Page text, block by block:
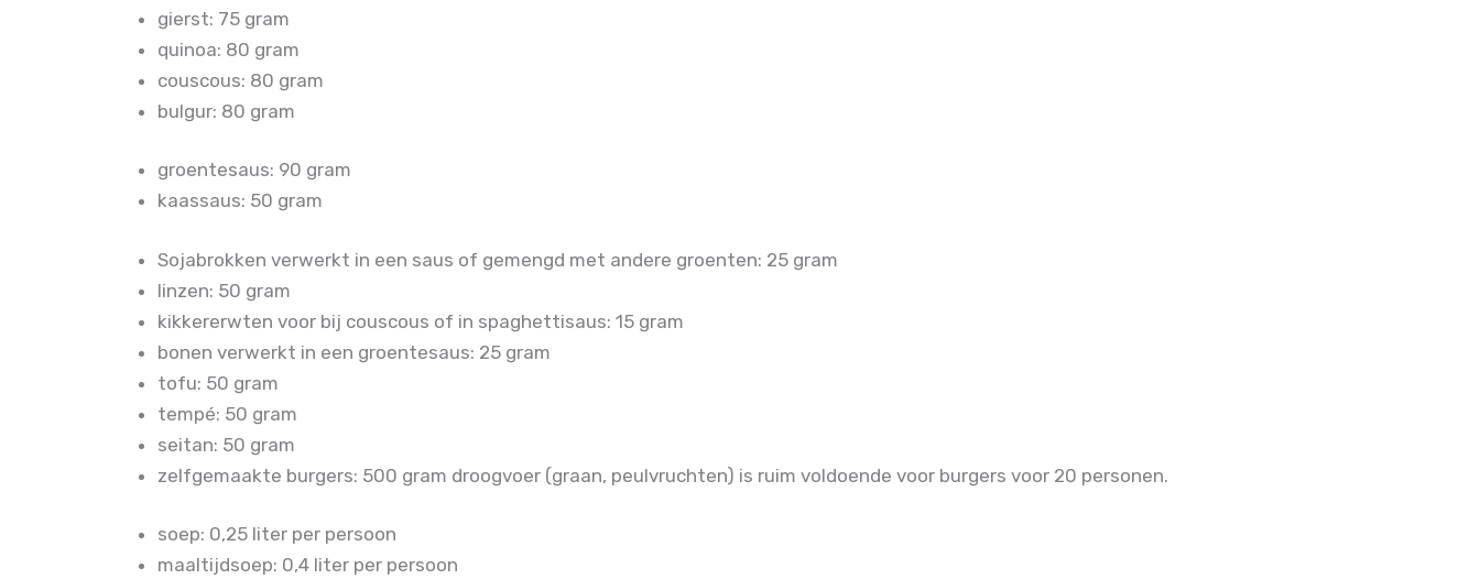
gierst: 75 gram
quinoa: 80 gram
couscous: 80 gram
bulgur: 80 gram
groentesaus: 90 gram
kaassaus: 50 gram
Sojabrokken verwerkt in een saus of gemengd met andere groenten: 25 gram
linzen: 50 gram
kikkererwten voor bij couscous of in spaghettisaus: 15 gram
bonen verwerkt in een groentesaus: 25 gram
tofu: 50 gram
tempé: 50 gram
seitan: 50 gram
zelfgemaakte burgers: 500 gram droogvoer (graan, peulvruchten) is ruim voldoende voor burgers voor 20 personen.
soep: 0,25 liter per persoon
maaltijdsoep: 0,4 liter per persoon